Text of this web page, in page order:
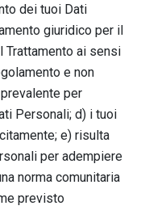
dei tuoi Dati
giuridico per il
Trattamento ai sensi
e non
per
Personali; d) i tuoi
e) risulta
per adempiere
norma comunitaria
previsto